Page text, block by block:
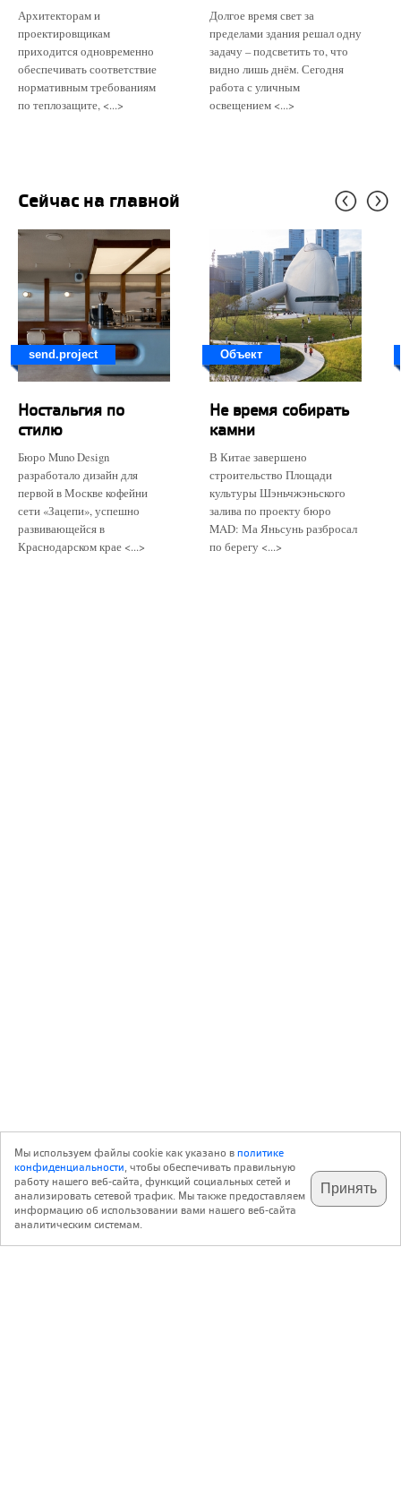
Архитекторам и
проектировщикам
приходится одновременно
обеспечивать соответствие
нормативным требованиям
по теплозащите, <...>
Долгое время свет за
пределами здания решал одну
задачу – подсветить то, что
видно лишь днём. Сегодня
работа с уличным
освещением <...>
Сейчас на главной
send.project
Ностальгия по
стилю
Бюро Muno Design
разработало дизайн для
первой в Москве кофейни
сети «Зацепи», успешно
развивающейся в
Краснодарском крае <...>
Объект
Не время собирать
камни
В Китае завершено
строительство Площади
культуры Шэньчжэньского
залива по проекту бюро
MAD: Ма Яньсунь разбросал
по берегу <...>
подпишитесь на наш
телеграм @archi_ru
✕
с 20 июля 1999 г.
Мы используем файлы cookie как указано вполитике
конфиденциальности, чтобы обеспечивать правильную
работу нашего веб-сайта, функций социальных сетей и
анализировать сетевой трафик. Мы также предоставляем
информацию об использовании вами нашего веб-сайта
аналитическим системам.
Принять